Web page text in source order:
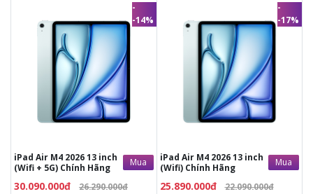
-
-14%
iPad Air M4 2026 13 inch
(Wifi + 5G) Chính Hãng
Mua
30.090.000đ 26.290.000đ
30.090.000đ 26.290.000đ
ầy đủ phụ kiệntừ nhà sản
1 đổi 1 trong vòng 30 ngày
có lỗi phần cứng từ nhà sản xuất
Bảo hành 12 thángchính hãng
-
-17%
iPad Air M4 2026 13 inch
(Wifi) Chính Hãng
Mua
25.890.000đ 22.090.000đ
25.890.000đ 22.090.000đ
ầy đủ phụ kiệntừ nhà sản
1 đổi 1 trong vòng 30 ngày
có lỗi phần cứng từ nhà sản xuất
Bảo hành 12 thángchính hãng